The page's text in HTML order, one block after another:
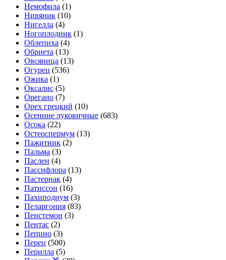
Немофила (1)
Нивяник (10)
Нигелла (4)
Ногоплодник (1)
Облепиха (4)
Обриета (13)
Овсяница (13)
Огурец (536)
Ожика (1)
Оксалис (5)
Орегано (7)
Орех грецкий (10)
Осенние луковичные (683)
Осока (22)
Остеоспермум (13)
Пажитник (2)
Пальма (3)
Паслен (4)
Пассифлора (13)
Пастернак (4)
Патиссон (16)
Пахиподиум (3)
Пеларгония (83)
Пенстемон (3)
Пентас (2)
Пепино (3)
Перец (500)
Перилла (5)